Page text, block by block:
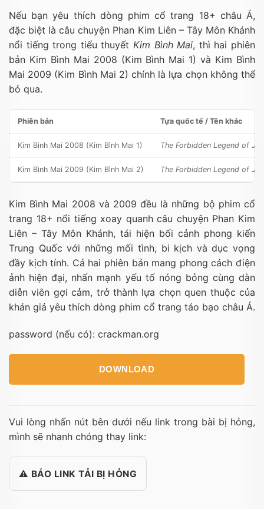
Nếu bạn yêu thích dòng phim cổ trang 18+ châu Á,
đặc biệt là câu chuyện Phan Kim Liên – Tây Môn Khánh
nổi tiếng trong tiểu thuyết Kim Bình Mai, thì hai phiên
bản Kim Bình Mai 2008 (Kim Bình Mai 1) và Kim Bình
Mai 2009 (Kim Bình Mai 2) chính là lựa chọn không thể
bỏ qua.
Phiên bản Tựa quốc tế / Tên khác
Kim Bình Mai 2008 (Kim Bình Mai 1) The Forbidden Legend of Jin
Kim Bình Mai 2009 (Kim Bình Mai 2) The Forbidden Legend of
Kim Bình Mai 2008 và 2009 đều là những bộ phim cổ
trang 18+ nổi tiếng xoay quanh câu chuyện Phan Kim
Liên – Tây Môn Khánh, tái hiện bối cảnh phong kiến
Trung Quốc với những mối tình, bi kịch và dục vọng
đầy kịch tính. Cả hai phiên bản mang phong cách điện
ảnh hiện đại, nhấn mạnh yếu tố nóng bỏng cùng dàn
diễn viên gợi cảm, trở thành lựa chọn quen thuộc của
khán giả yêu thích dòng phim cổ trang táo bạo châu Á.
password (nếu có): crackman.org
DOWNLOAD
Vui lòng nhấn nút bên dưới nếu link trong bài bị hỏng,
mình sẽ nhanh chóng thay link:
⚠️ BÁO LINK TẢI BỊ HỎNG